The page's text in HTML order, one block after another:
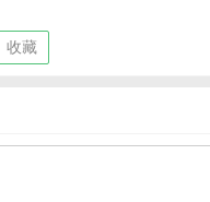
收藏